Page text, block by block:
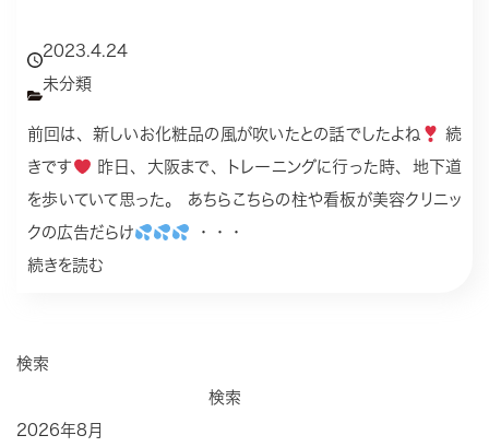
2023.4.24
未分類
前回は、新しいお化粧品の風が吹いたとの話でしたよね
続
きです
昨日、大阪まで、トレーニングに行った時、地下道
を歩いていて思った。 あちらこちらの柱や看板が美容クリニッ
クの広告だらけ
・・・
続きを読む
検索
検索
2026年8月